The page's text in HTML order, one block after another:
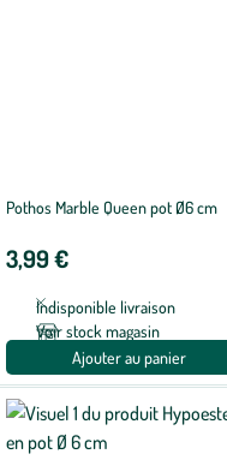
Pothos Marble Queen pot Ø6 cm
3,99 €
Indisponible livraison
Voir stock magasin
Ajouter au panier